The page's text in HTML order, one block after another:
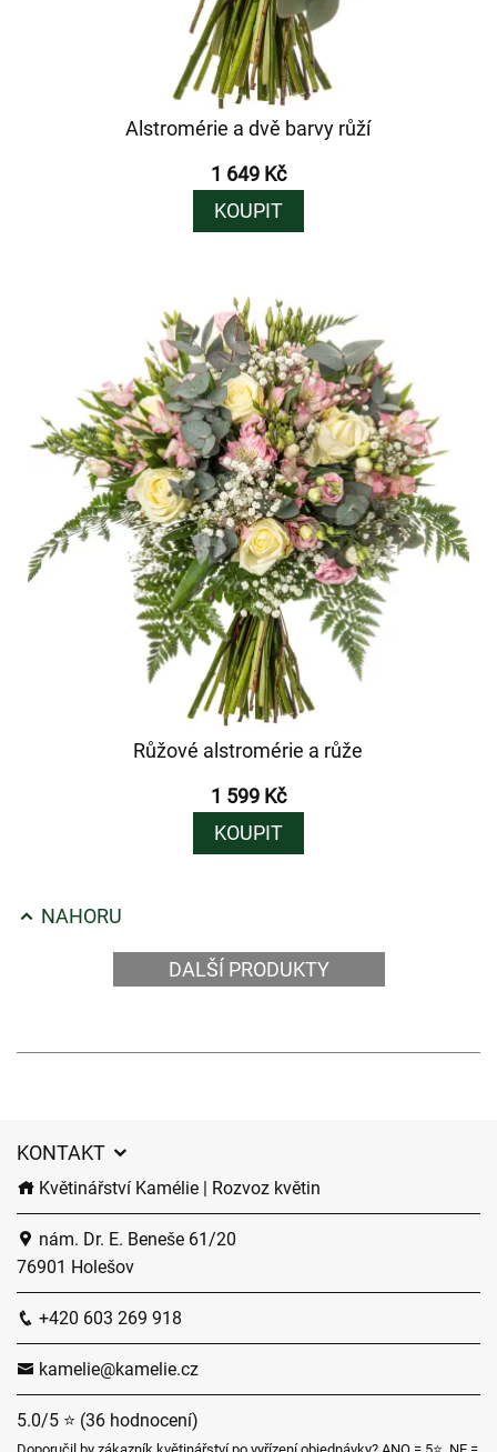
Alstromérie a dvě barvy růží
1 649 Kč
KOUPIT
Růžové alstromérie a růže
1 599 Kč
KOUPIT
NAHORU
DALŠÍ PRODUKTY
KONTAKT
Květinářství Kamélie | Rozvoz květin
nám. Dr. E. Beneše 61/20
76901 Holešov
+420 603 269 918
kamelie@kamelie.cz
5.0/5 ⭐ (36 hodnocení)